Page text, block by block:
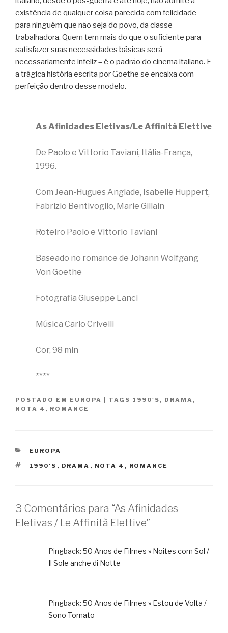
existência de qualquer coisa parecida com felicidade
para ninguém que não seja do povo, da classe
trabalhadora. Quem tem mais do que o suficiente para
satisfazer suas necessidades básicas será
necessariamente infeliz – é o padrão do cinema italiano. E
a trágica história escrita por Goethe se encaixa com
perfeição dentro desse modelo.
As Afinidades Eletivas/Le Affinità Elettive
De Paolo e Vittorio Taviani, Itália-França,
1996.
Com Jean-Hugues Anglade, Isabelle Huppert,
Fabrizio Bentivoglio, Marie Gillain
Roteiro Paolo e Vittorio Taviani
Baseado no romance de Johann Wolfgang
Von Goethe
Fotografia Giuseppe Lanci
Música Carlo Crivelli
Cor, 98 min
****
POSTADO EM EUROPA | TAGS 1990'S , DRAMA ,
NOTA 4 , ROMANCE
CATEGORIAS
EUROPA
TAGS
1990'S , DRAMA , NOTA 4 , ROMANCE
3 Comentários para “As Afinidades
Eletivas / Le Affinità Elettive”
Pingback: 50 Anos de Filmes » Noites com Sol /
Il Sole anche di Notte
Pingback: 50 Anos de Filmes » Estou de Volta /
Sono Tornato